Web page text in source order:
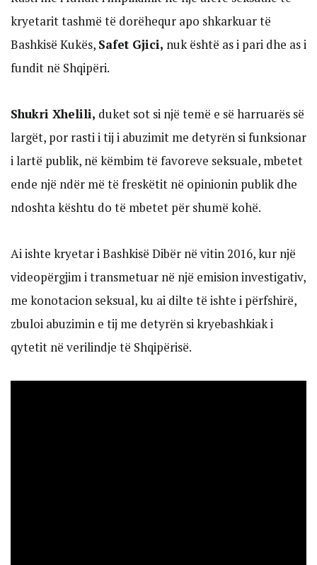
kryetarit tashmë të dorëhequr apo shkarkuar të
Bashkisë Kukës, Safet Gjici, nuk është as i pari dhe as i
fundit në Shqipëri.
Shukri Xhelili, duket sot si një temë e së harruarës së
largët, por rasti i tij i abuzimit me detyrën si funksionar
i lartë publik, në këmbim të favoreve seksuale, mbetet
ende një ndër më të freskëtit në opinionin publik dhe
ndoshta kështu do të mbetet për shumë kohë.
Ai ishte kryetar i Bashkisë Dibër në vitin 2016, kur një
videopërgjim i transmetuar në një emision investigativ,
me konotacion seksual, ku ai dilte të ishte i përfshirë,
zbuloi abuzimin e tij me detyrën si kryebashkiak i
qytetit në verilindje të Shqipërisë.